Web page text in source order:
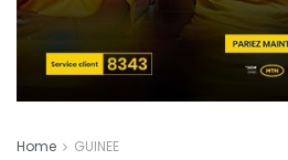
Home GUINEE